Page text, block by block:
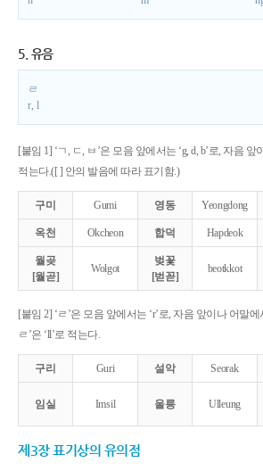
5. 유음
ㄹ
r, l
[붙임 1] ‘ㄱ, ㄷ, ㅂ’은 모음 앞에서는 ‘g, d, b’로, 자음 앞
적는다.([ ] 안의 발음에 따라 표기함.)
구미 Gumi 영동 Yeongdong
옥천 Okcheon 합덕 Hapdeok
월곶
[월곧]
Wolgot
벚꽃
[벋꼳]
beotkkot
[붙임 2] ‘ㄹ’은 모음 앞에서는 ‘r’로, 자음 앞이나 어말에
ㄹ’은 ‘ll’로 적는다.
구리 Guri 설악 Seorak
임실 Imsil 울릉 Ulleung
제3장 표기상의 유의점